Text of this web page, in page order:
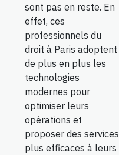
sont pas en reste. En
effet, ces
professionnels du
droit à Paris adoptent
de plus en plus les
technologies
modernes pour
optimiser leurs
opérations et
proposer des services
plus efficaces à leurs